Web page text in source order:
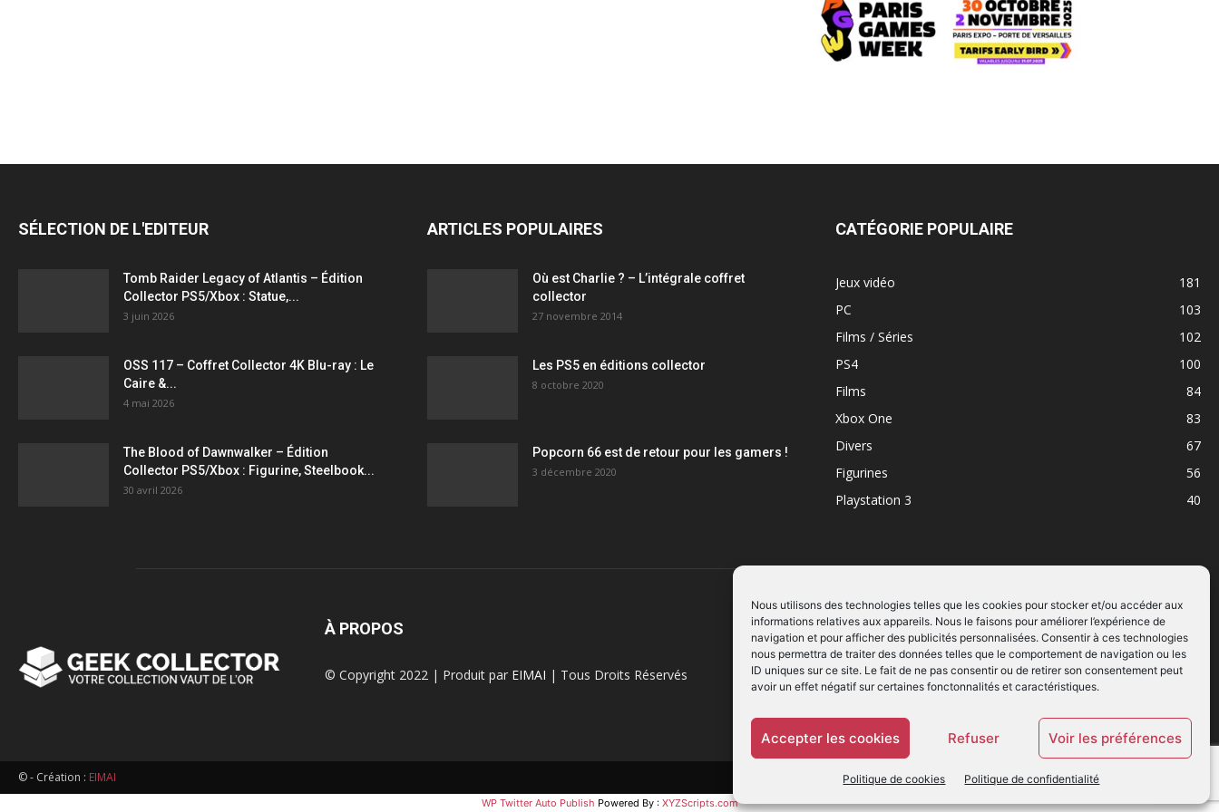
Nous utilisons des technologies telles que les cookies pour stocker et/ou accéder aux
informations relatives aux appareils. Nous le faisons pour améliorer l’expérience de
navigation et pour afficher des publicités personnalisées. Consentir à ces technologies
nous permettra de traiter des données telles que le comportement de navigation ou les
ID uniques sur ce site. Le fait de ne pas consentir ou de retirer son consentement peut
avoir un effet négatif sur certaines fonctonnalités et caractéristiques.
Accepter les cookies Refuser Voir les préférences
Politique de cookies Politique de confidentialité
statuettes
SÉLECTION DE L'EDITEUR
Tomb Raider Legacy of Atlantis – Édition
Collector PS5/Xbox : Statue,...
3 juin 2026
OSS 117 – Coffret Collector 4K Blu-ray : Le
Caire &...
4 mai 2026
The Blood of Dawnwalker – Édition
Collector PS5/Xbox : Figurine, Steelbook...
30 avril 2026
ARTICLES POPULAIRES
Où est Charlie ? – L’intégrale coffret
collector
27 novembre 2014
Les PS5 en éditions collector
8 octobre 2020
Popcorn 66 est de retour pour les gamers !
3 décembre 2020
CATÉGORIE POPULAIRE
Jeux vidéo
181
PC
103
Films / Séries
102
PS4
100
Films
84
Xbox One
83
Divers
67
Figurines
56
Playstation 3
40
À PROPOS
© Copyright 2022 | Produit par EIMAI | Tous Droits Réservés
SUIVEZ NOUS
© - Création : EIMAI
WP Twitter Auto Publish Powered By : XYZScripts.com